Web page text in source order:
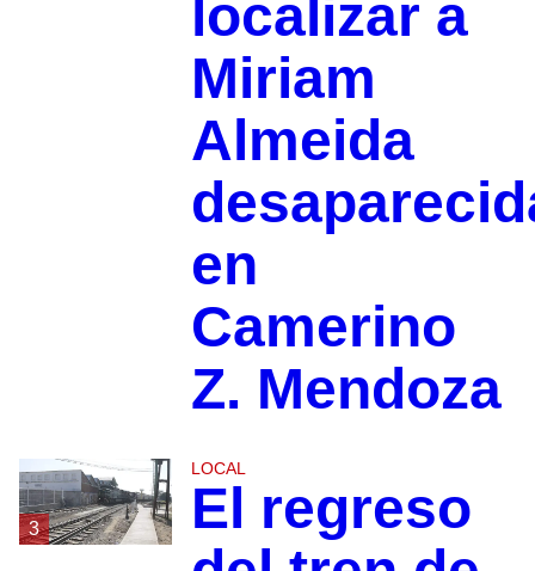
localizar a
Miriam
Almeida
en
Camerino
Z. Mendoza
3
LOCAL
El regreso